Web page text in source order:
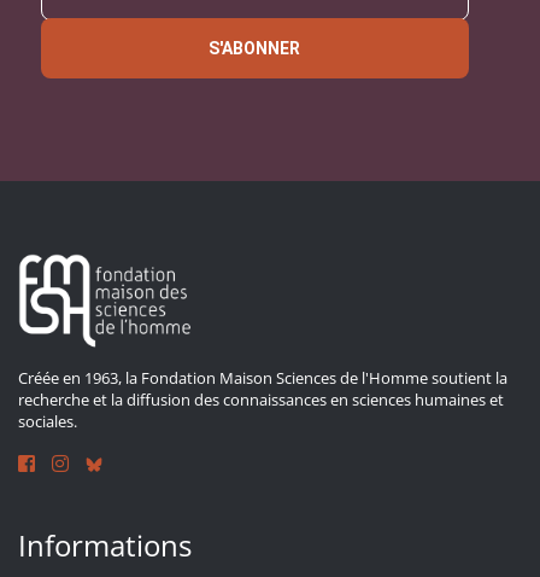
S'ABONNER
Créée en 1963, la Fondation Maison Sciences de l'Homme soutient la
recherche et la diffusion des connaissances en sciences humaines et
sociales.
Informations